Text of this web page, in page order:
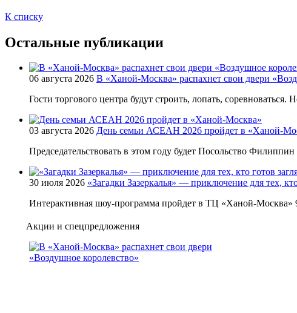
К списку
Остальные публикации
06 августа 2026 В «Ханой-Москва» распахнет свои двери
Гости торгового центра будут строить, лопать, соревноваться.
03 августа 2026 День семьи АСЕАН 2026 пройдет в «Ханой-
Председательствовать в этом году будет Посольство Филиппин
30 июля 2026 «Загадки Зазеркалья» — приключение для тех,
Интерактивная шоу-программа пройдет в ТЦ «Ханой-Москва»
Акции и спецпредложения